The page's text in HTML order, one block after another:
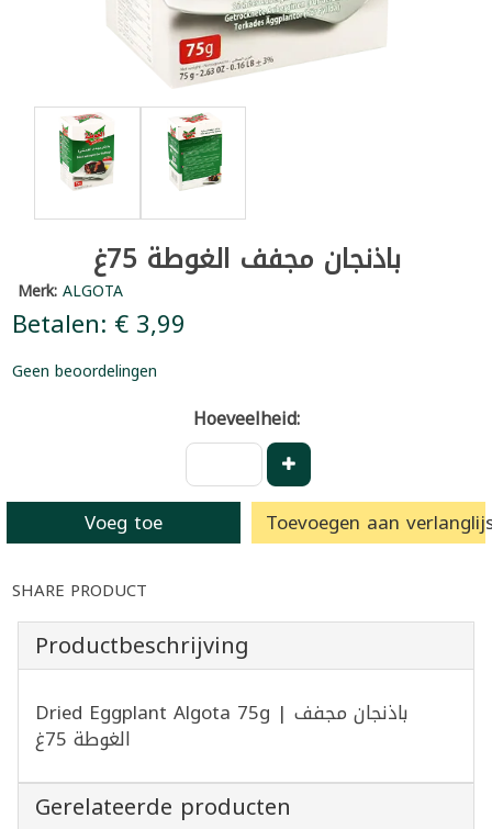
باذنجان مجفف الغوطة 75غ
Merk:ALGOTA
Betalen: € 3,99
Geen beoordelingen
Hoeveelheid:
Voeg toe Toevoegen aan
SHARE PRODUCT
Productbeschrijving
Dried Eggplant Algota 75g | باذنجان مجفف
الغوطة 75غ
Gerelateerde producten